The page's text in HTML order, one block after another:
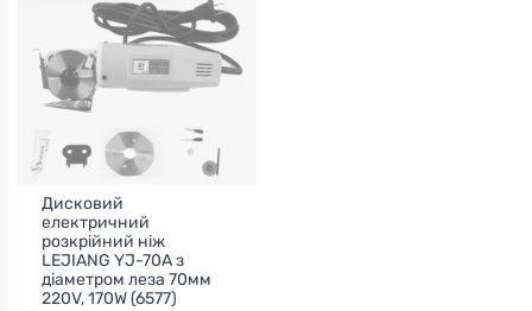
Дисковий
електричний
розкрійний ніж
LEJIANG YJ-70A з
діаметром леза 70мм
220V, 170W (6577)